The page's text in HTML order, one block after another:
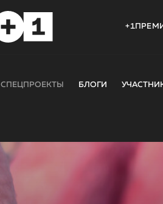
СПЕЦПРОЕКТЫ БЛОГИ